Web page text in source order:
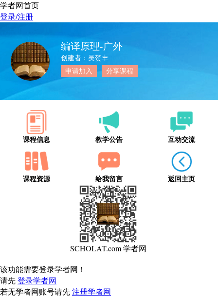
学者网首页
登录/注册
编译原理-广外
创建者： 吴贺丰
申请加入
分享课程
课程信息 教学公告 互动交流
课程资源 给我留言 返回主页
SCHOLAT.com 学者网
该功能需要登录学者网！
请先登录学者网
若无学者网账号请先注册学者网